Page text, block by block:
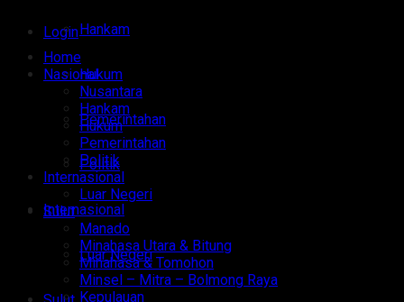
LoginHankam
Hukum
Pemerintahan
Politik
Internasional
Luar Negeri
Home
Nasional
Nusantara
Hankam
Hukum
Pemerintahan
Politik
Internasional
Luar Negeri
Sulut
Manado
Minahasa Utara & Bitung
Minahasa & Tomohon
Minsel – Mitra – Bolmong Raya
Kepulauan